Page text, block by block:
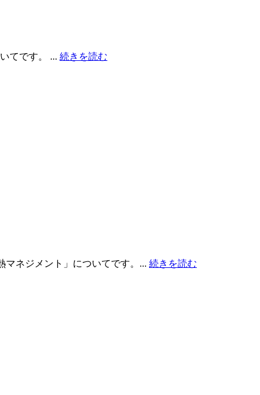
てです。 ... 続きを読む
マネジメント」についてです。... 続きを読む